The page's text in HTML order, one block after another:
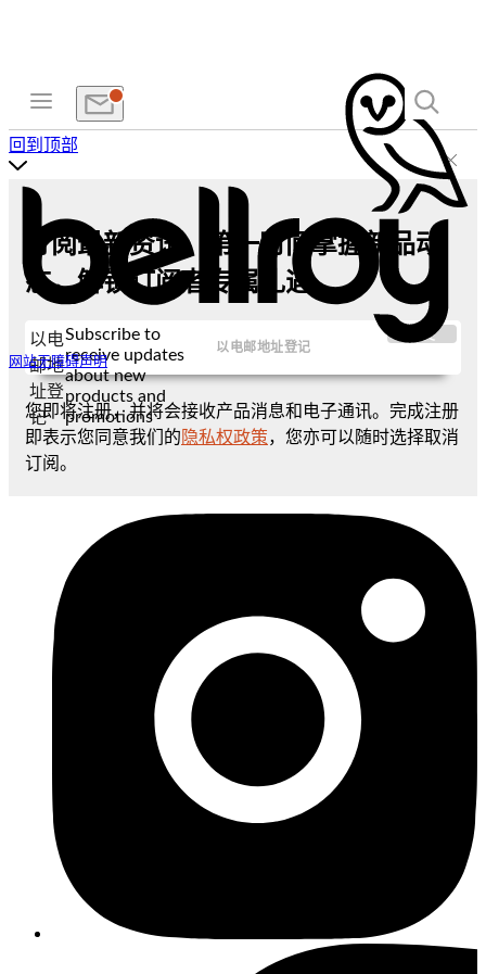
网站无障碍声明
回到顶部
订阅最新资讯，第一时间掌握新品动
态，解锁订阅者专属礼遇
以电
邮地
址登
记
Subscribe to
receive updates
about new
products and
promotions
提交
您即将注册，并将会接收产品消息和电子通讯。完成注册
即表示您同意我们的 隐私权政策，您亦可以随时选择取消
订阅。